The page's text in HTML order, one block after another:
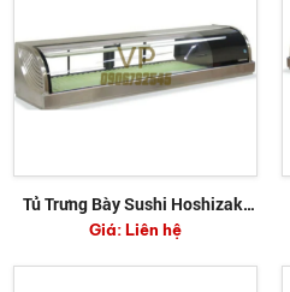
Tủ Trưng Bày Sushi Hoshizaki
HNC-150BE-R-S
Giá:Liên hệ